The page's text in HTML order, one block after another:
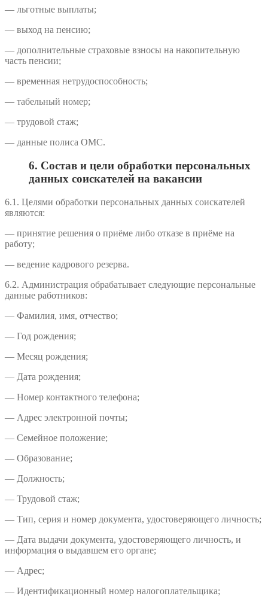
— льготные выплаты;
— выход на пенсию;
— дополнительные страховые взносы на накопительную
часть пенсии;
— временная нетрудоспособность;
— табельный номер;
— трудовой стаж;
— данные полиса ОМС.
6. Состав и цели обработки персональных
данных соискателей на вакансии
6.1. Целями обработки персональных данных соискателей
являются:
— принятие решения о приёме либо отказе в приёме на
работу;
— ведение кадрового резерва.
6.2. Администрация обрабатывает следующие персональные
данные работников:
— Фамилия, имя, отчество;
— Год рождения;
— Месяц рождения;
— Дата рождения;
— Номер контактного телефона;
— Адрес электронной почты;
— Семейное положение;
— Образование;
— Должность;
— Трудовой стаж;
— Тип, серия и номер документа, удостоверяющего личность;
— Дата выдачи документа, удостоверяющего личность, и
информация о выдавшем его органе;
— Адрес;
— Идентификационный номер налогоплательщика;